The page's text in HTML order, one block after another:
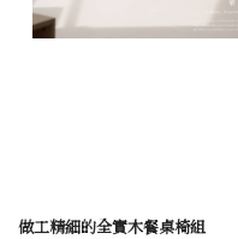
做工精細的全實木餐桌椅組